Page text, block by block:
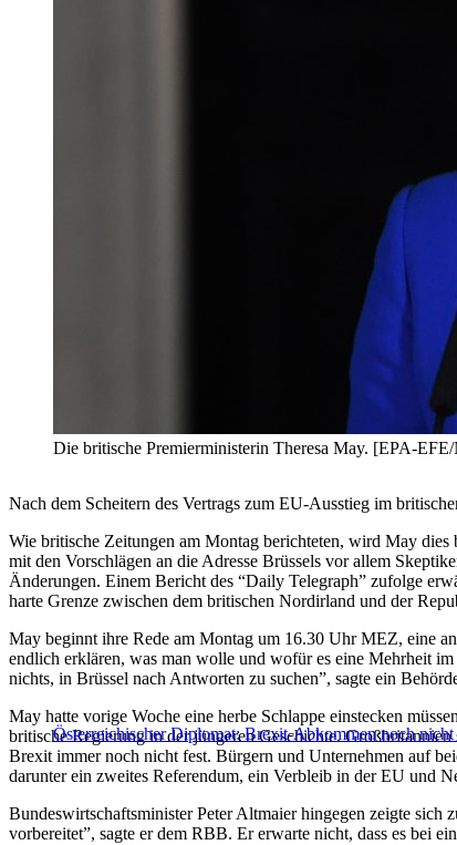
Die britische Premierministerin Theresa May. [EPA-
Nach dem Scheitern des Vertrags zum EU-Ausstieg im
Wie britische Zeitungen am Montag berichteten, wird May
mit den Vorschlägen an die Adresse Brüssels vor allem
Änderungen. Einem Bericht des “Daily Telegraph” zufolge
harte Grenze zwischen dem britischen Nordirland und der
May beginnt ihre Rede am Montag um 16.30 Uhr MEZ, eine
endlich erklären, was man wolle und wofür es eine Mehrheit
nichts, in Brüssel nach Antworten zu suchen”, sagte ein
Österreichischer Diplomat: Brexit-Abkommen noch nicht
May hatte vorige Woche eine herbe Schlappe einstecken
britische Regierung in der jüngeren Geschichte.
Brexit immer noch nicht fest. Bürgern und Unternehmen auf
darunter ein zweites Referendum, ein Verbleib in der EU und
Bundeswirtschaftsminister Peter Altmaier hingegen zeigte sich
vorbereitet”, sagte er dem RBB. Er erwarte nicht, dass es bei